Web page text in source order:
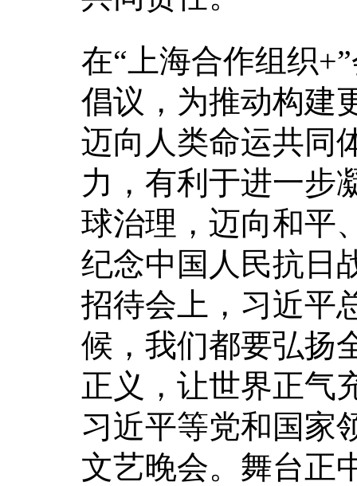
在“上海合作组织
倡议，为推动构建
迈向人类命运共同
力，有利于进一步
球治理，迈向和平
纪念中国人民抗日
招待会上，习近平
候，我们都要弘扬
正义，让世界正气
习近平等党和国家
文艺晚会。舞台正